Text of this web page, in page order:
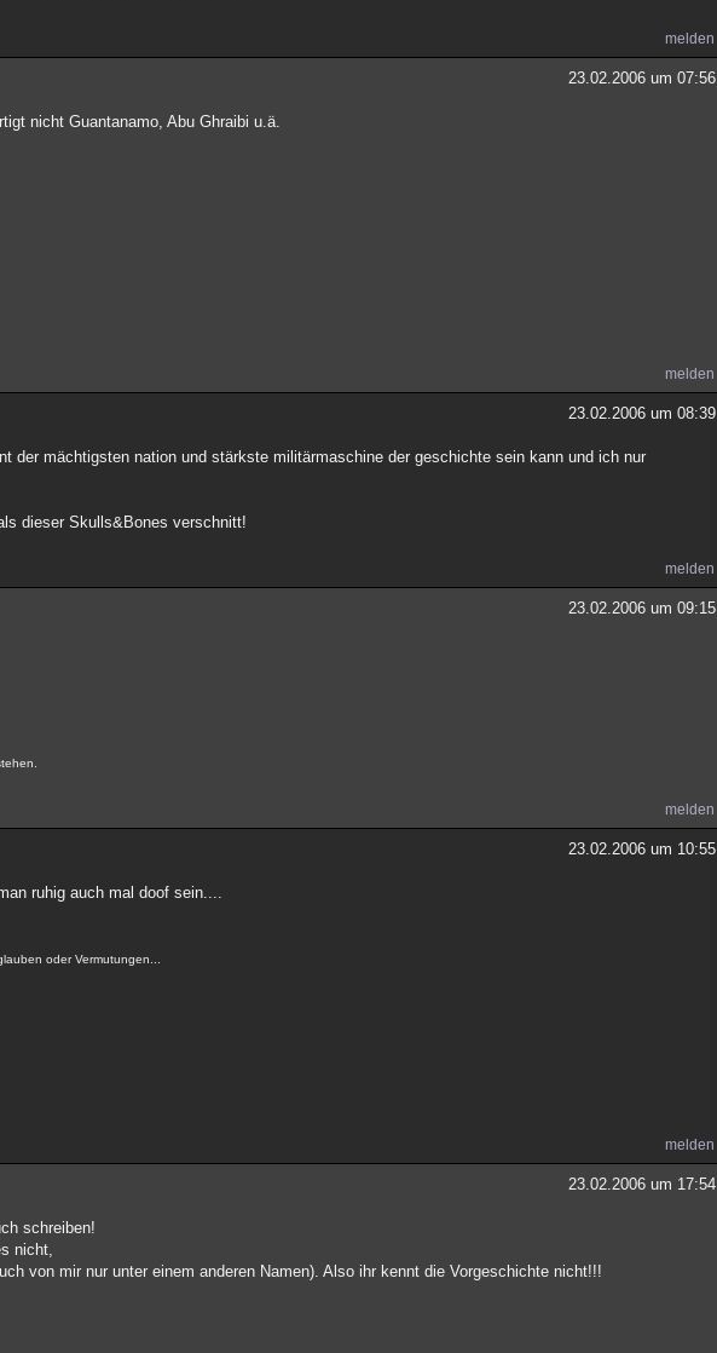
melden
23.02.2006 um 07:56
nicht Guantanamo, Abu Ghraibi u.ä.
melden
23.02.2006 um 08:39
der mächtigsten nation und stärkste militärmaschine der geschichte sein kann und ich nur
dieser Skulls&Bones verschnitt!
melden
23.02.2006 um 09:15
melden
23.02.2006 um 10:55
ruhig auch mal doof sein....
oder Vermutungen...
melden
23.02.2006 um 17:54
schreiben!
nicht,
von mir nur unter einem anderen Namen). Also ihr kennt die Vorgeschichte nicht!!!